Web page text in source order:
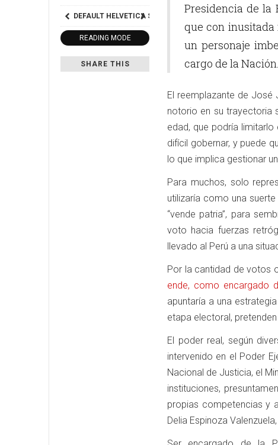
DEFAULT HELVETICA SEGOE
READING MODE
SHARE THIS
Presidencia de la
que con inusitada
un personaje
cargo de la Nación.
El reemplazante de José
notorio en su trayectoria
edad, que podría
difícil gobernar, y puede
lo que implica gestionar
Para muchos, solo
utilizaría como una
“vende patria”, para
voto hacia fuerzas
llevado al Perú a una
Por la cantidad de votos
ende, como encargado
apuntaría a una
etapa electoral,
El poder real, según
intervenido en el Poder
Nacional de Justicia, el
instituciones,
propias competencias y
Delia Espinoza